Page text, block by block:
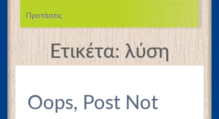
Προτάσεις
Ετικέτα:λύση
Oops, Post Not